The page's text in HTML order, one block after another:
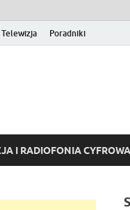
Poradniki
VOD
I RADIOFONIA CYFROWA